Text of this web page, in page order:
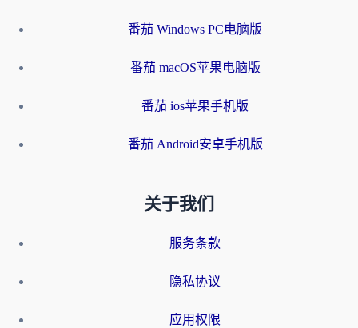
番茄 Windows PC电脑版
番茄 macOS苹果电脑版
番茄 ios苹果手机版
番茄 Android安卓手机版
关于我们
服务条款
隐私协议
应用权限